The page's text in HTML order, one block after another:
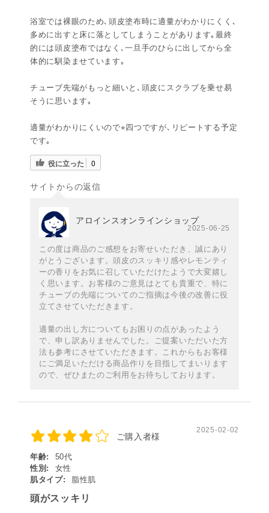
浴室では裸眼のため､頭皮塗布時に適量がわかりにくく､
多めに出すと床に落としてしまうことがあります｡最終
的には頭皮塗布ではなく､一旦手のひらに出してから全
体的に馴染ませています｡
チューブ先端がもっと細いと､頭皮にスクラブを乗せ易
そうに思います｡
適量がわかりにくいので⭐︎四つですが､リピートする予定
です｡
役に立った 0
サイトからの返信
アロインスオンラインショップ
2025-06-25
この度は商品のご感想をお寄せいただき、誠にあり
がとうございます。頭皮のスッキリ感やレモンティ
ーの香りをお気に召していただけたようで大変嬉し
く思います。お客様のご意見はとても貴重で、特に
チューブの先端についてのご指摘は今後の改善に役
立てさせていただきます。
適量の出し方についてもお困りの点があったよう
で、申し訳ありませんでした。ご提案いただいた方
法も参考にさせていただきます。これからもお客様
にご満足いただける商品作りを目指してまいります
ので、ぜひまたのご利用をお待ちしております。
ご購入者様
2025-02-02
年齢:
50代
性別:
女性
肌タイプ:
脂性肌
頭がスッキリ